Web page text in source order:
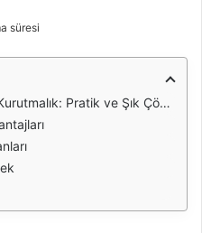
süresi
Pratik ve Şık Çözümler